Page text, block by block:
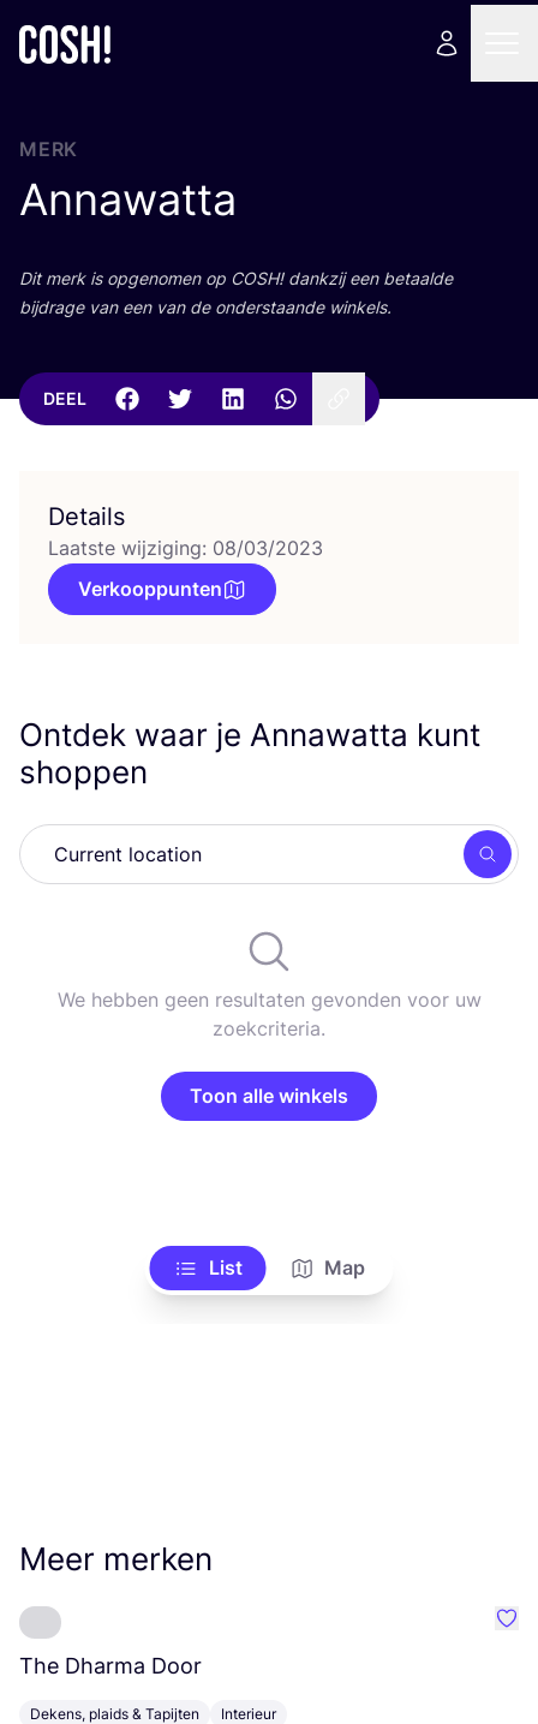
MERK
Annawatta
Dit merk is opge­no­men op COSH! dank­zij een betaal­de
bij­dra­ge van een van de onder­staan­de winkels.
DEEL
Details
Laatste wijziging: 08/03/2023
Verkooppunten
Ontdek waar je Annawatta kunt
shoppen
Zoek
We hebben geen resultaten gevonden voor uw
zoekcriteria.
Toon alle winkels
List Map
Meer merken
The Dharma Door
Dekens, plaids & Tapijten Interieur